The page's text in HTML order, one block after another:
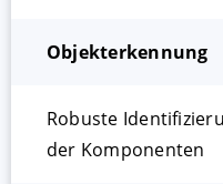
Objekterkennung
Robuste
der Komponenten